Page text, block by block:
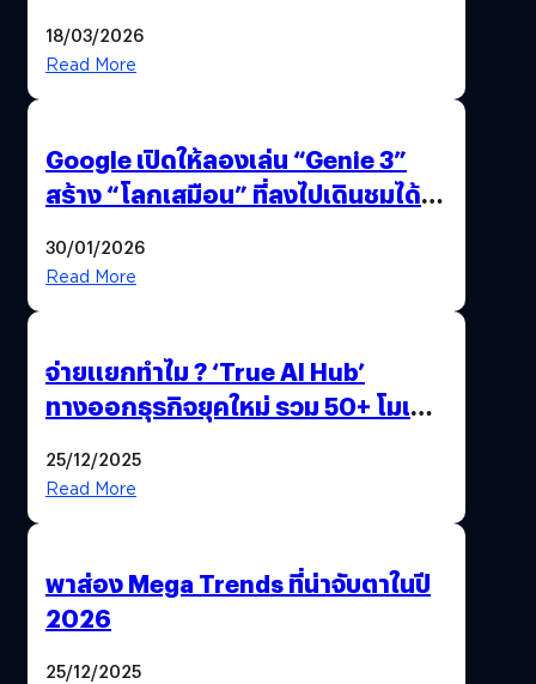
18/03/2026
Read More
Google เปิดให้ลองเล่น “Genie 3”
สร้าง “โลกเสมือน” ที่ลงไปเดินชมได้
30/01/2026
Read More
จ่ายแยกทำไม ? ‘True AI Hub’
ทางออกธุรกิจยุคใหม่ รวม 50+ โมเดล
25/12/2025
Read More
พาส่อง Mega Trends ที่น่าจับตาในปี
2026
25/12/2025